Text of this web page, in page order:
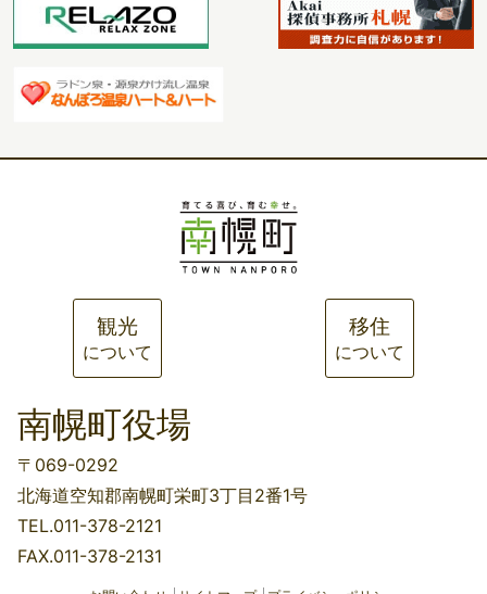
観光
について
移住
について
南幌町役場
〒069-0292
北海道空知郡南幌町栄町3丁目2番1号
TEL.011-378-2121
FAX.011-378-2131